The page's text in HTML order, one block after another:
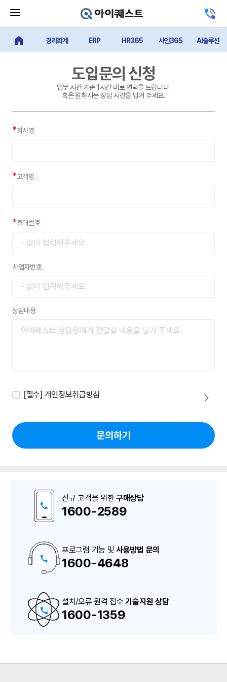
기
버
튼
센
터
얼마에요 메인경리회계 ERP HR365 사인365 AI솔루션
도입문의 신청
업무 시간 기준 1시간 내로 연락을 드립니다.
혹은 원하시는 상담 시간을 남겨 주세요.
*회사명
*고객명
*휴대번호
사업자번호
상담내용
[필수] 개인정보취급방침
문의하기
구
매
S
상
담
번
신규 고객을 위한구매상담
1600-2589
프로그램 기능 및 사용방법 문의
1600-4648
설치/오류 원격 접수기술지원 상담
1600-1359